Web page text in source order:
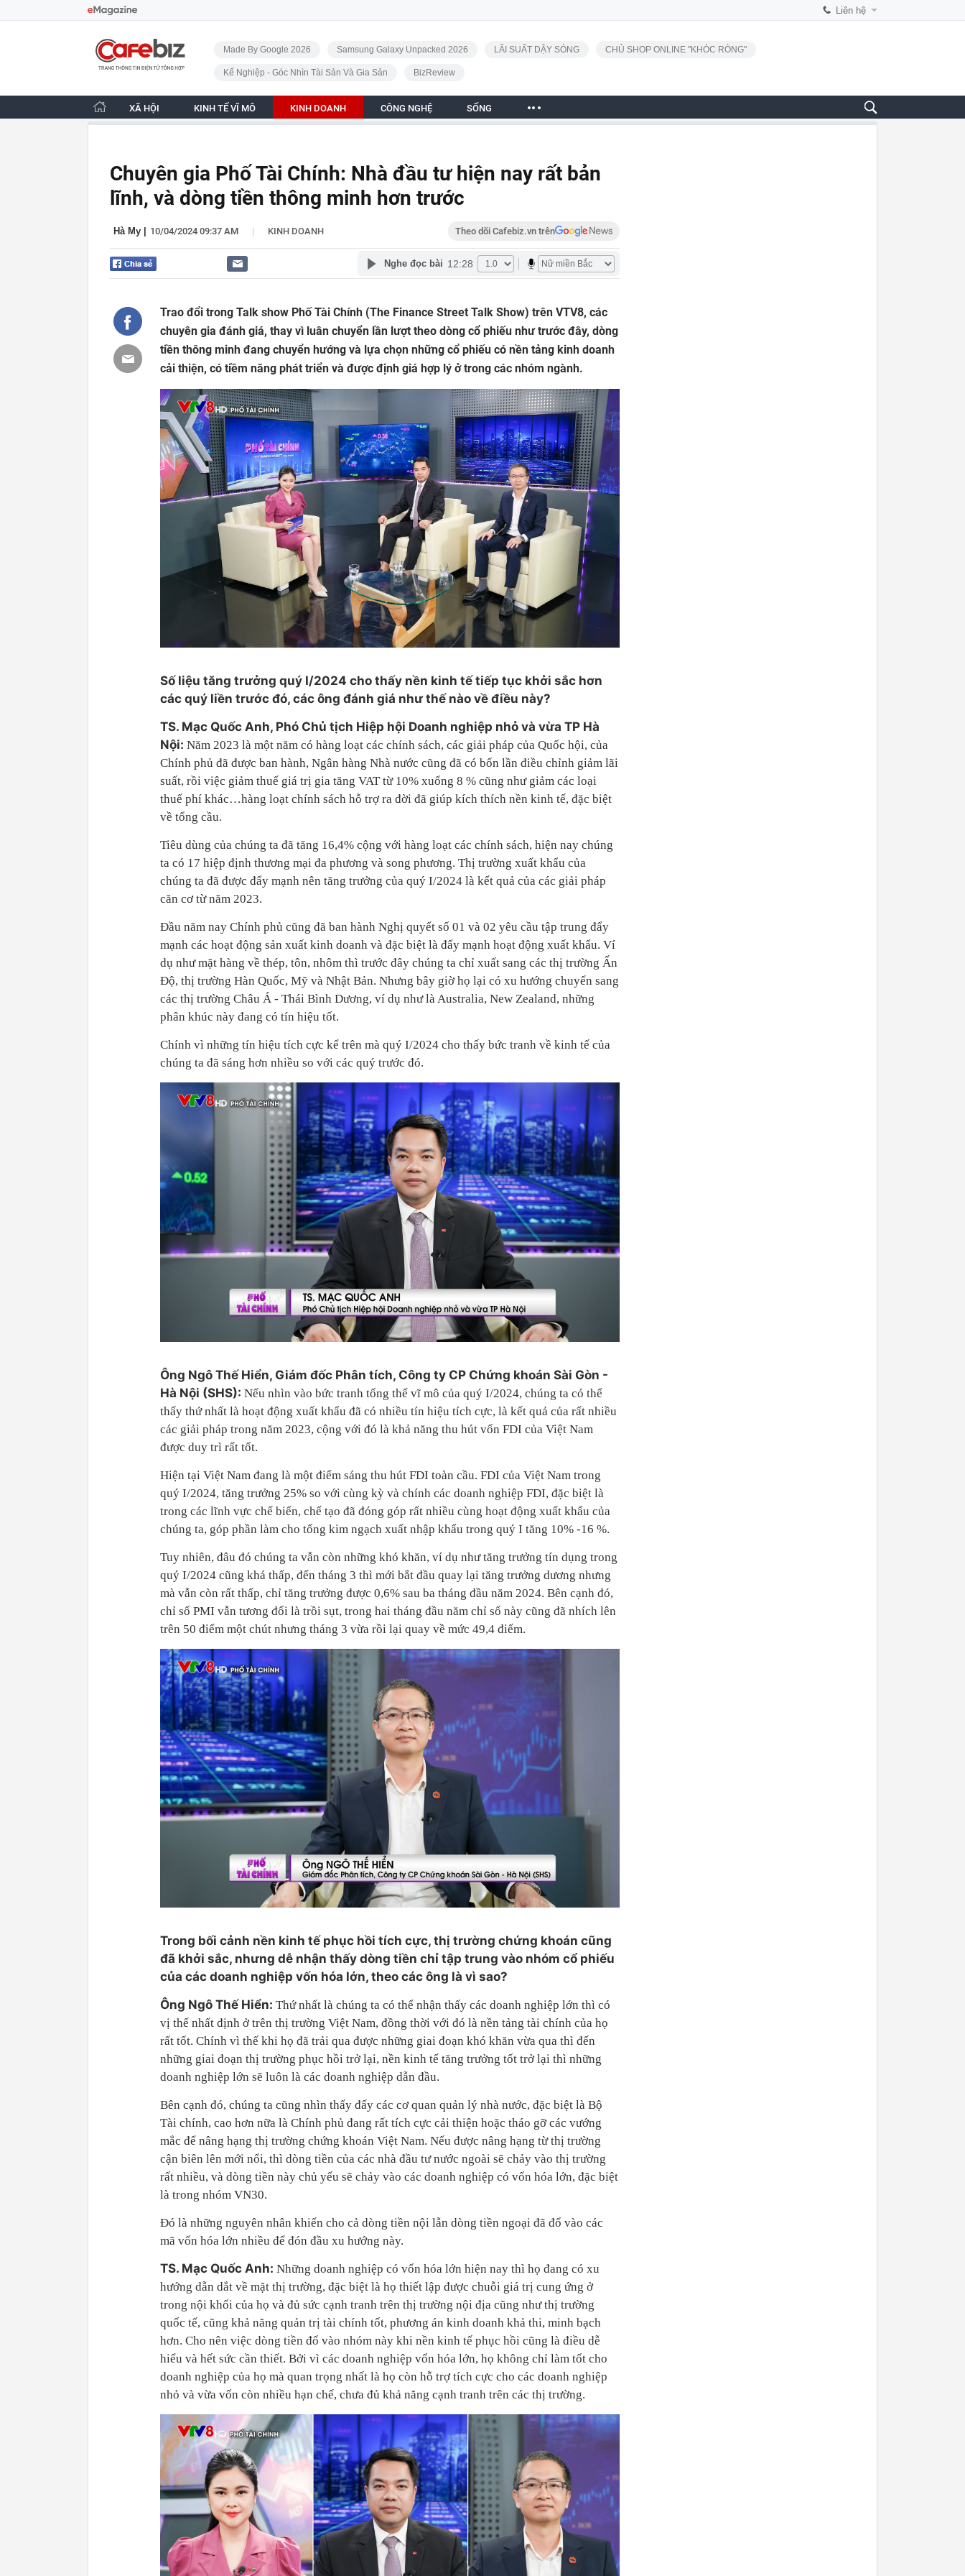
Liên hệ
CafeBiz - Trang chủ
Made By Google 2026 Samsung Galaxy Unpacked 2026 LÃI SUẤT DẬY SÓNG CHỦ SHOP ONLINE "KHÓC RÒNG"
Kế Nghiệp - Góc Nhìn Tài Sản Và Gia Sản BizReview
XÃ HỘI KINH TẾ VĨ MÔ KINH DOANH CÔNG NGHỆ SỐNG
Chuyên gia Phố Tài Chính: Nhà đầu tư hiện nay rất bản
lĩnh, và dòng tiền thông minh hơn trước
Hà My 10/04/2024 09:37 AM | KINH DOANH Theo dõi Cafebiz.vn trên
Nghe đọc bài 12:28
Trao đổi trong Talk show Phố Tài Chính (The Finance Street Talk Show) trên VTV8, các
chuyên gia đánh giá, thay vì luân chuyển lần lượt theo dòng cổ phiếu như trước đây, dòng
tiền thông minh đang chuyển hướng và lựa chọn những cổ phiếu có nền tảng kinh doanh
cải thiện, có tiềm năng phát triển và được định giá hợp lý ở trong các nhóm ngành.
Số liệu tăng trưởng quý I/2024 cho thấy nền kinh tế tiếp tục khởi sắc hơn
các quý liền trước đó, các ông đánh giá như thế nào về điều này?
TS. Mạc Quốc Anh, Phó Chủ tịch Hiệp hội Doanh nghiệp nhỏ và vừa TP Hà
Nội: Năm 2023 là một năm có hàng loạt các chính sách, các giải pháp của Quốc hội, của
Chính phủ đã được ban hành, Ngân hàng Nhà nước cũng đã có bốn lần điều chỉnh giảm lãi
suất, rồi việc giảm thuế giá trị gia tăng VAT từ 10% xuống 8 % cũng như giảm các loại
thuế phí khác…hàng loạt chính sách hỗ trợ ra đời đã giúp kích thích nền kinh tế, đặc biệt
về tổng cầu.
Tiêu dùng của chúng ta đã tăng 16,4% cộng với hàng loạt các chính sách, hiện nay chúng
ta có 17 hiệp định thương mại đa phương và song phương. Thị trường xuất khẩu của
chúng ta đã được đẩy mạnh nên tăng trưởng của quý I/2024 là kết quả của các giải pháp
căn cơ từ năm 2023.
Đầu năm nay Chính phủ cũng đã ban hành Nghị quyết số 01 và 02 yêu cầu tập trung đẩy
mạnh các hoạt động sản xuất kinh doanh và đặc biệt là đẩy mạnh hoạt động xuất khẩu. Ví
dụ như mặt hàng về thép, tôn, nhôm thì trước đây chúng ta chỉ xuất sang các thị trường Ấn
Độ, thị trường Hàn Quốc, Mỹ và Nhật Bản. Nhưng bây giờ họ lại có xu hướng chuyển sang
các thị trường Châu Á - Thái Bình Dương, ví dụ như là Australia, New Zealand, những
phân khúc này đang có tín hiệu tốt.
Chính vì những tín hiệu tích cực kể trên mà quý I/2024 cho thấy bức tranh về kinh tế của
chúng ta đã sáng hơn nhiều so với các quý trước đó.
Ông Ngô Thế Hiển, Giám đốc Phân tích, Công ty CP Chứng khoán Sài Gòn -
Hà Nội (SHS): Nếu nhìn vào bức tranh tổng thể vĩ mô của quý I/2024, chúng ta có thể
thấy thứ nhất là hoạt động xuất khẩu đã có nhiều tín hiệu tích cực, là kết quả của rất nhiều
các giải pháp trong năm 2023, cộng với đó là khả năng thu hút vốn FDI của Việt Nam
được duy trì rất tốt.
Hiện tại Việt Nam đang là một điểm sáng thu hút FDI toàn cầu. FDI của Việt Nam trong
quý I/2024, tăng trưởng 25% so với cùng kỳ và chính các doanh nghiệp FDI, đặc biệt là
trong các lĩnh vực chế biến, chế tạo đã đóng góp rất nhiều cùng hoạt động xuất khẩu của
chúng ta, góp phần làm cho tổng kim ngạch xuất nhập khẩu trong quý I tăng 10% -16 %.
Tuy nhiên, đâu đó chúng ta vẫn còn những khó khăn, ví dụ như tăng trưởng tín dụng trong
quý I/2024 cũng khá thấp, đến tháng 3 thì mới bắt đầu quay lại tăng trưởng dương nhưng
mà vẫn còn rất thấp, chỉ tăng trưởng được 0,6% sau ba tháng đầu năm 2024. Bên cạnh đó,
chỉ số PMI vẫn tương đối là trồi sụt, trong hai tháng đầu năm chỉ số này cũng đã nhích lên
trên 50 điểm một chút nhưng tháng 3 vừa rồi lại quay về mức 49,4 điểm.
Trong bối cảnh nền kinh tế phục hồi tích cực, thị trường chứng khoán cũng
đã khởi sắc, nhưng dễ nhận thấy dòng tiền chỉ tập trung vào nhóm cổ phiếu
của các doanh nghiệp vốn hóa lớn, theo các ông là vì sao?
Ông Ngô Thế Hiển: Thứ nhất là chúng ta có thể nhận thấy các doanh nghiệp lớn thì có
vị thế nhất định ở trên thị trường Việt Nam, đồng thời với đó là nền tảng tài chính của họ
rất tốt. Chính vì thế khi họ đã trải qua được những giai đoạn khó khăn vừa qua thì đến
những giai đoạn thị trường phục hồi trở lại, nền kinh tế tăng trưởng tốt trở lại thì những
doanh nghiệp lớn sẽ luôn là các doanh nghiệp dẫn đầu.
Bên cạnh đó, chúng ta cũng nhìn thấy đấy các cơ quan quản lý nhà nước, đặc biệt là Bộ
Tài chính, cao hơn nữa là Chính phủ đang rất tích cực cải thiện hoặc tháo gỡ các vướng
mắc để nâng hạng thị trường chứng khoán Việt Nam. Nếu được nâng hạng từ thị trường
cận biên lên mới nổi, thì dòng tiền của các nhà đầu tư nước ngoài sẽ chảy vào thị trường
rất nhiều, và dòng tiền này chủ yếu sẽ chảy vào các doanh nghiệp có vốn hóa lớn, đặc biệt
là trong nhóm VN30.
Đó là những nguyên nhân khiến cho cả dòng tiền nội lẫn dòng tiền ngoại đã đổ vào các
mã vốn hóa lớn nhiều để đón đầu xu hướng này.
TS. Mạc Quốc Anh: Những doanh nghiệp có vốn hóa lớn hiện nay thì họ đang có xu
hướng dẫn dắt về mặt thị trường, đặc biệt là họ thiết lập được chuỗi giá trị cung ứng ở
trong nội khối của họ và đủ sức cạnh tranh trên thị trường nội địa cũng như thị trường
quốc tế, cũng khả năng quản trị tài chính tốt, phương án kinh doanh khả thi, minh bạch
hơn. Cho nên việc dòng tiền đổ vào nhóm này khi nền kinh tế phục hồi cũng là điều dễ
hiểu và hết sức cần thiết. Bởi vì các doanh nghiệp vốn hóa lớn, họ không chỉ làm tốt cho
doanh nghiệp của họ mà quan trọng nhất là họ còn hỗ trợ tích cực cho các doanh nghiệp
nhỏ và vừa vốn còn nhiều hạn chế, chưa đủ khả năng cạnh tranh trên các thị trường.